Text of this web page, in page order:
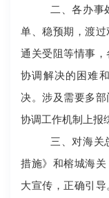
二、各办事
单、稳预期，渡过
通关受阻等情事
协调解决的困难
决。涉及需要多
协调工作机制上报
三、对海关
措施》和榕城海
大宣传，正确引